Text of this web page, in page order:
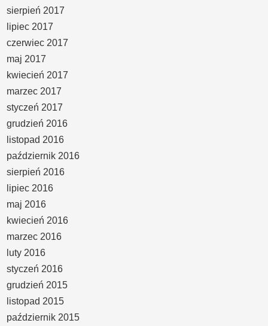
sierpień 2017
lipiec 2017
czerwiec 2017
maj 2017
kwiecień 2017
marzec 2017
styczeń 2017
grudzień 2016
listopad 2016
październik 2016
sierpień 2016
lipiec 2016
maj 2016
kwiecień 2016
marzec 2016
luty 2016
styczeń 2016
grudzień 2015
listopad 2015
październik 2015